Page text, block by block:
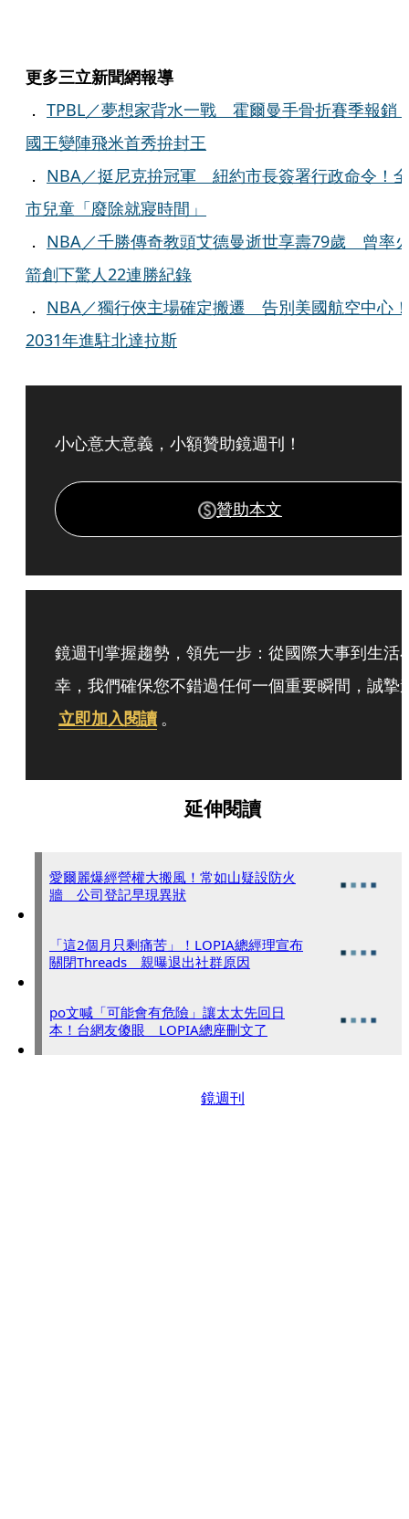
更多三立新聞網報導
． TPBL／夢想家背水一戰 霍爾曼手骨折賽季報銷
國王變陣飛米首秀拚封王
． NBA／挺尼克拚冠軍 紐約市長簽署行政命令！全
市兒童「廢除就寢時間」
． NBA／千勝傳奇教頭艾德曼逝世享壽79歲 曾率
箭創下驚人22連勝紀錄
． NBA／獨行俠主場確定搬遷 告別美國航空中心！
2031年進駐北達拉斯
小心意大意義，小額贊助鏡週刊！
贊助本文
鏡週刊掌握趨勢，領先一步：從國際大事到生活
幸，我們確保您不錯過任何一個重要瞬間，誠摯
立即加入閱讀 。
延伸閱讀
愛爾麗爆經營權大搬風！常如山疑設防火
牆 公司登記早現異狀
「這2個月只剩痛苦」！LOPIA總經理宣布
關閉Threads 親曝退出社群原因
po文喊「可能會有危險」讓太太先回日
本！台網友傻眼 LOPIA總座刪文了
鏡週刊